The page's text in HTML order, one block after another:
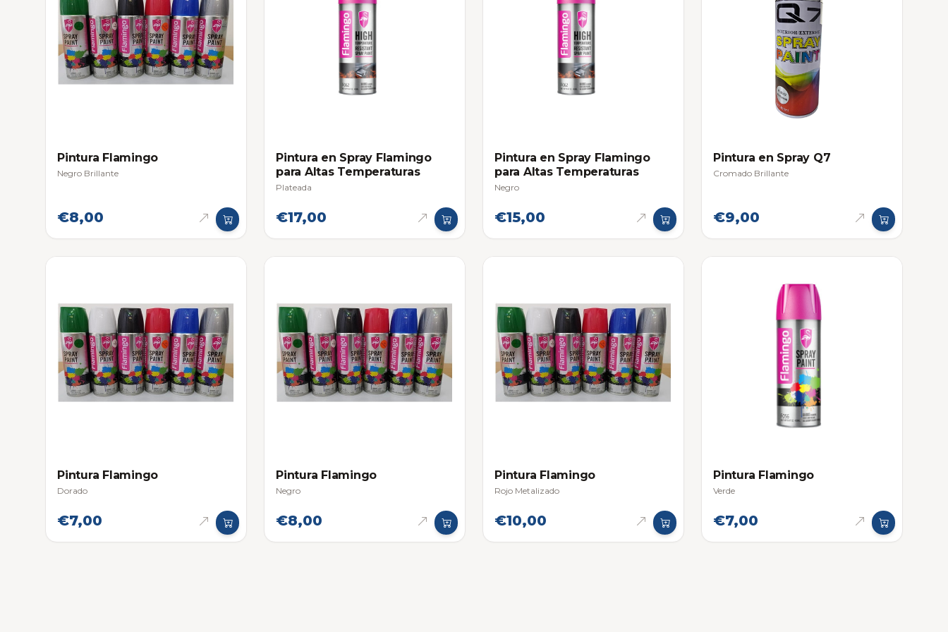
Pintura Flamingo
Negro Brillante
€8,00
Pintura en Spray Flamingo
para Altas Temperaturas
Plateada
€17,00
Pintura en Spray Flamingo
para Altas Temperaturas
Negro
€15,00
Pintura en Spray Q7
Cromado Brillante
€9,00
Pintura Flamingo
Dorado
€7,00
Pintura Flamingo
Negro
€8,00
Pintura Flamingo
Rojo Metalizado
€10,00
Pintura Flamingo
Verde
€7,00